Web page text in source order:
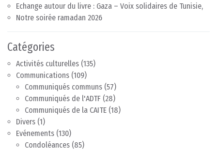
Echange autour du livre : Gaza – Voix solidaires de Tunisie,
Notre soirée ramadan 2026
Catégories
Activités culturelles (135)
Communications (109)
Communiqués communs (57)
Communiqués de l'ADTF (28)
Communiqués de la CAITE (18)
Divers (1)
Evénements (130)
Condoléances (85)